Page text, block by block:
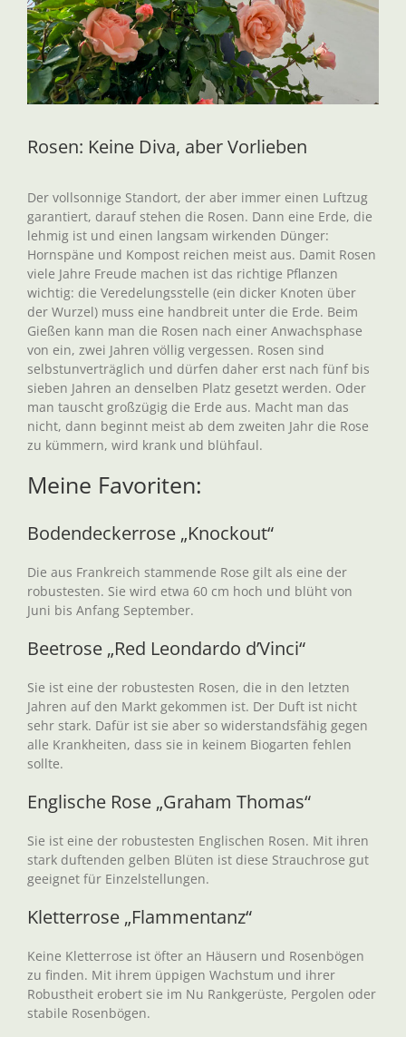
Rosen: Keine Diva, aber Vorlieben
Der vollsonnige Standort, der aber immer einen Luftzug
garantiert, darauf stehen die Rosen. Dann eine Erde, die
lehmig ist und einen langsam wirkenden Dünger:
Hornspäne und Kompost reichen meist aus. Damit Rosen
viele Jahre Freude machen ist das richtige Pflanzen
wichtig: die Veredelungsstelle (ein dicker Knoten über
der Wurzel) muss eine handbreit unter die Erde. Beim
Gießen kann man die Rosen nach einer Anwachsphase
von ein, zwei Jahren völlig vergessen. Rosen sind
selbstunverträglich und dürfen daher erst nach fünf bis
sieben Jahren an denselben Platz gesetzt werden. Oder
man tauscht großzügig die Erde aus. Macht man das
nicht, dann beginnt meist ab dem zweiten Jahr die Rose
zu kümmern, wird krank und blühfaul.
Meine Favoriten:
Bodendeckerrose „Knockout“
Die aus Frankreich stammende Rose gilt als eine der
robustesten. Sie wird etwa 60 cm hoch und blüht von
Juni bis Anfang September.
Beetrose „Red Leondardo d’Vinci“
Sie ist eine der robustesten Rosen, die in den letzten
Jahren auf den Markt gekommen ist. Der Duft ist nicht
sehr stark. Dafür ist sie aber so widerstandsfähig gegen
alle Krankheiten, dass sie in keinem Biogarten fehlen
sollte.
Englische Rose „Graham Thomas“
Sie ist eine der robustesten Englischen Rosen. Mit ihren
stark duftenden gelben Blüten ist diese Strauchrose gut
geeignet für Einzelstellungen.
Kletterrose „Flammentanz“
Keine Kletterrose ist öfter an Häusern und Rosenbögen
zu finden. Mit ihrem üppigen Wachstum und ihrer
Robustheit erobert sie im Nu Rankgerüste, Pergolen oder
stabile Rosenbögen.